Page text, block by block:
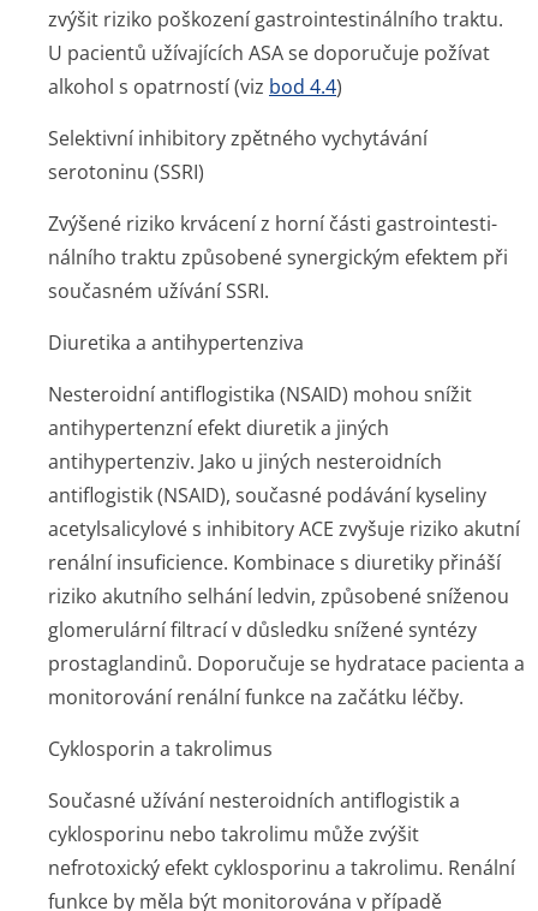
zvýšit riziko poškození gastrointesti­nálního traktu.
U pacientů užívajících ASA se doporučuje požívat
alkohol s opatrností (viz bod 4.4)
Selektivní inhibitory zpětného vychytávání
serotoninu (SSRI)
Zvýšené riziko krvácení z horní části gastrointesti­
nálního traktu způsobené synergickým efektem při
současném užívání SSRI.
Diuretika a antihypertenziva
Nesteroidní antiflogistika (NSAID) mohou snížit
antihypertenzní efekt diuretik a jiných
antihypertenziv. Jako u jiných nesteroidních
antiflogistik (NSAID), současné podávání kyseliny
acetylsalicylové s inhibitory ACE zvyšuje riziko akutní
renální insuficience. Kombinace s diuretiky přináší
riziko akutního selhání ledvin, způsobené sníženou
glomerulární filtrací v důsledku snížené syntézy
prostaglandinů. Doporučuje se hydratace pacienta a
monitorování renální funkce na začátku léčby.
Cyklosporin a takrolimus
Současné užívání nesteroidních antiflogistik a
cyklosporinu nebo takrolimu může zvýšit
nefrotoxický efekt cyklosporinu a takrolimu. Renální
funkce by měla být monitorována v případě